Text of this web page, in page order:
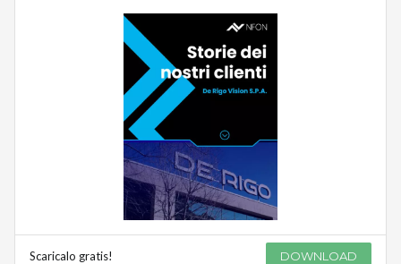
Scaricalo gratis! DOWNLOAD